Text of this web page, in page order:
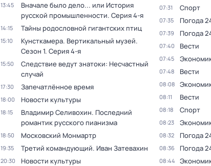
13:45
Вначале было дело... или История
русской промышленности. Серия 4-я
14:15 Тайны родословной гигантских птиц
15:10 Кунсткамера. Вертикальный музей.
Сезон 1. Серия 4-я
15:50
Следствие ведут знатоки: Несчастный
случай
17:30 Запечатлённое время
18:00 Новости культуры
18:15
Владимир Селивохин. Последний
романтик русского пианизма
18:50 Московский Монмартр
19:35 Третий командующий. Иван Затевахин
20:30 Новости культуры
07:31 Спорт
07:35 Погода
07:39 Погода
07:40 Вести
07:45
07:48 Вести
08:08
08:11 Вести
08:18 Спорт
08:23
08:32 Погода
08:36 Погода
08:44